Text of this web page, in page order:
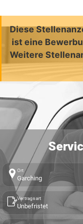
Diese
ist eine
Weitere
Ort
Garching
Vertragsart
Unbefristet